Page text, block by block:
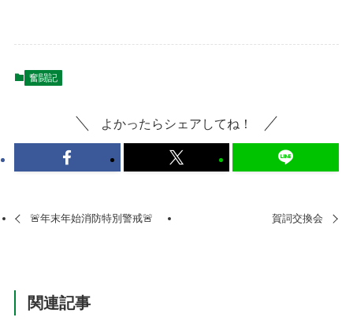
奮闘記
よかったらシェアしてね！
🚨年末年始消防特別警戒🚨 賀詞交換会
関連記事